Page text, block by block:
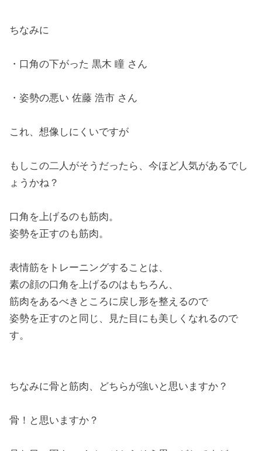
ちなみに
・口角の下がった 黒木 瞳 さん
・姿勢の悪い 佐藤 浩市 さん
これ、想像しにくいですが
もしこの二人がそうだったら、今ほど人気があるでし
ょうかね？
口角を上げるのも筋肉。
姿勢を正すのも筋肉。
表情筋をトレーニングすることは、
素の顔の口角を上げるのはもちろん、
筋肉をあるべきところに戻し形を整えるので
姿勢を正すのと同じ、見た目にも美しくなれるので
す。
ちなみに骨と筋肉、どちらが強いと思いますか？
骨！と思いますか？